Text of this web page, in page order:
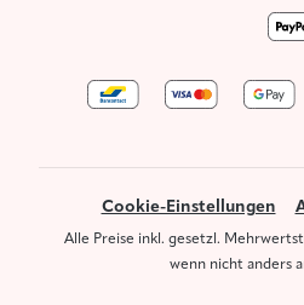
Cookie-Einstellungen
Alle Preise inkl. gesetzl.
wenn nicht anders